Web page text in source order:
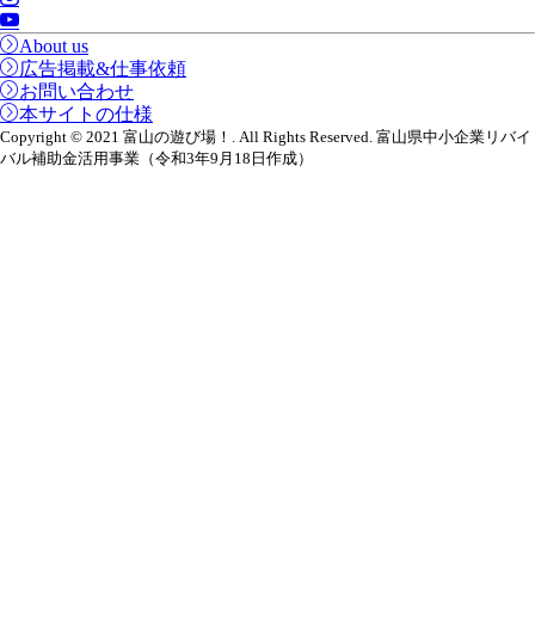
About us
広告掲載&仕事依頼
お問い合わせ
本サイトの仕様
Copyright © 2021 富山の遊び場！. All Rights Reserved. 富山県中小企業リバイ
バル補助金活用事業（令和3年9月18日作成）